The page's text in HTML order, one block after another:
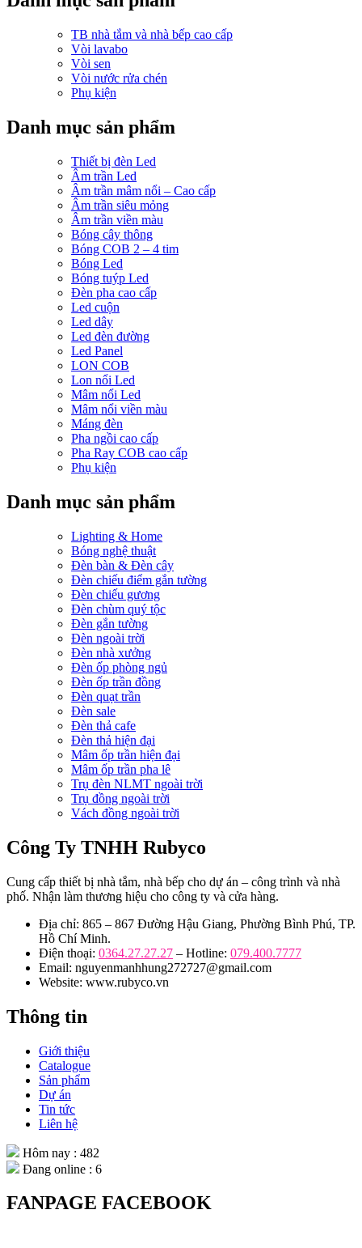
TB nhà tắm và nhà bếp cao cấp
Vòi lavabo
Vòi sen
Vòi nước rửa chén
Phụ kiện
Danh mục sản phẩm
Thiết bị đèn Led
Âm trần Led
Âm trần mâm nổi – Cao cấp
Âm trần siêu mỏng
Âm trần viền màu
Bóng cây thông
Bóng COB 2 – 4 tim
Bóng Led
Bóng tuýp Led
Đèn pha cao cấp
Led cuộn
Led dây
Led đèn đường
Led Panel
LON COB
Lon nổi Led
Mâm nổi Led
Mâm nổi viền màu
Máng đèn
Pha ngồi cao cấp
Pha Ray COB cao cấp
Phụ kiện
Danh mục sản phẩm
Lighting & Home
Bóng nghệ thuật
Đèn bàn & Đèn cây
Đèn chiếu điểm gắn tường
Đèn chiếu gương
Đèn chùm quý tộc
Đèn gắn tường
Đèn ngoài trời
Đèn nhà xưởng
Đèn ốp phòng ngủ
Đèn ốp trần đồng
Đèn quạt trần
Đèn sale
Đèn thả cafe
Đèn thả hiện đại
Mâm ốp trần hiện đại
Mâm ốp trần pha lê
Trụ đèn NLMT ngoài trời
Trụ đồng ngoài trời
Vách đồng ngoài trời
Công Ty TNHH Rubyco
Cung cấp thiết bị nhà tắm, nhà bếp cho dự án – công trình và nhà
phố. Nhận làm thương hiệu cho công ty và cửa hàng.
Địa chỉ: 865 – 867 Đường Hậu Giang, Phường Bình Phú, TP.
Hồ Chí Minh.
Điện thoại: 0364.27.27.27 – Hotline: 079.400.7777
Email: nguyenmanhhung272727@gmail.com
Website: www.rubyco.vn
Thông tin
Giới thiệu
Catalogue
Sản phẩm
Dự án
Tin tức
Liên hệ
Hôm nay : 482
Đang online : 6
FANPAGE FACEBOOK